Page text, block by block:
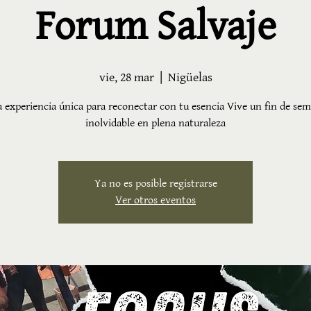
Forum Salvaje
vie, 28 mar
  |
Nigüelas
experiencia única para reconectar con tu esencia Vive un fin de
inolvidable en plena naturaleza
Ya no es posible registrarse
Ver otros eventos